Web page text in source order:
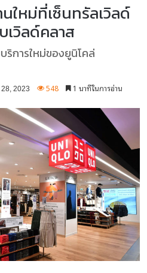
ใหม่ที่เซ็นทรัลเวิลด์
เวิลด์คลาส
การใหม่ของยูนิโคล่
2023 548 1 นาทีในการอ่าน